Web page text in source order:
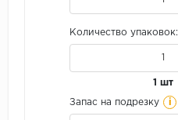
Количество упаковок:
1 шт
Запас на подрезку i